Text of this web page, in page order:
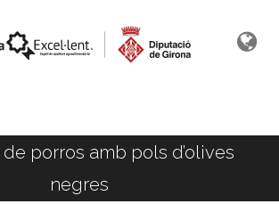
porros amb pols d’olives
negres